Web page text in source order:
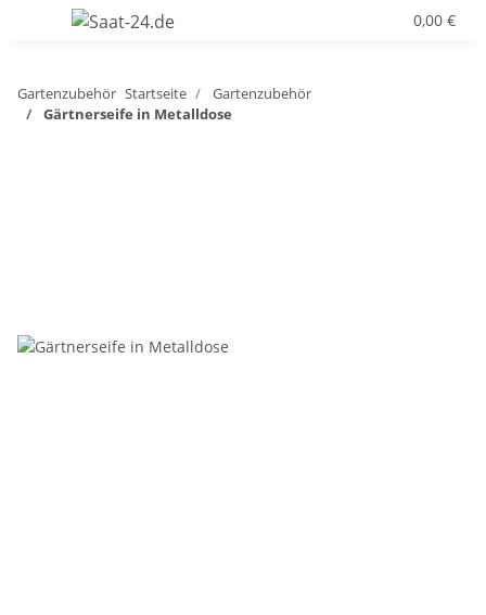
0,00 €
Gartenzubehör Startseite
Gartenzubehör
Gärtnerseife in Metalldose